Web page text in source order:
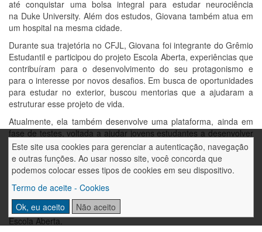
Este site usa cookies para gerenciar a autenticação, navegação
e outras funções. Ao usar nosso site, você concorda que
podemos colocar esses tipos de cookies em seu dispositivo.
Termo de aceite - Cookies
Ok, eu aceito
Não aceito
até conquistar uma bolsa integral para estudar neurociência
na Duke University. Além dos estudos, Giovana também atua em
um hospital na mesma cidade.
Durante sua trajetória no CFJL, Giovana foi integrante do Grêmio
Estudantil e participou do projeto Escola Aberta, experiências que
contribuíram para o desenvolvimento do seu protagonismo e
para o interesse por novos desafios. Em busca de oportunidades
para estudar no exterior, buscou mentorias que a ajudaram a
estruturar esse projeto de vida.
Atualmente, ela também desenvolve uma plataforma, ainda em
fase de testes, voltada a ajudar jovens estudantes a desenvolver
projetos de pesquisa de acordo com suas áreas de interesse.
O encontro contou também com a participação de Gabrielle
Mariáh Lewandovski, que durante sua trajetória no CFJL esteve
envolvida em diversos projetos de pesquisa apresentados em
importantes feiras científicas, como FBIOT, MOSTRATEC, Fórum
da Rede Sinodal e FEBRACE, por meio das atividades do projeto
Escola Aberta.